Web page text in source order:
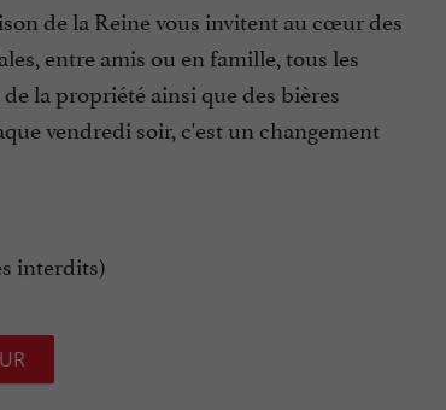
de la Reine vous invitent au cœur des
entre amis ou en famille, tous les
la propriété ainsi que des bières
vendredi soir, c'est un changement
interdits)